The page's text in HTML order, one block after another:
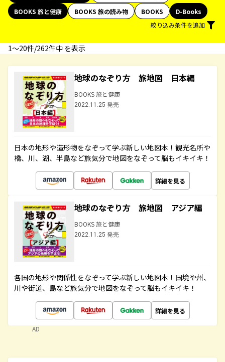
BOOKS 旅と健康
BOOKS 旅の読み物 BOOKS
D-Books
絞り込み条件を追加
1〜20件/262件中 を表示
地球のなぞり方 旅地図 日本編
BOOKS 旅と健康
2022.11.25 発売
日本の地形や造形物をなぞって学ぶ新しい地図本！観光名所や
橋、川、湖、半島など旅気分で地図をなぞって脳もイキイキ！
詳細を見る
地球のなぞり方 旅地図 アジア編
BOOKS 旅と健康
2022.11.25 発売
各国の地形や関係性をなぞって学ぶ新しい地図本！国境や州、
川や街道、島など旅気分で地図をなぞって脳もイキイキ！
詳細を見る
AD